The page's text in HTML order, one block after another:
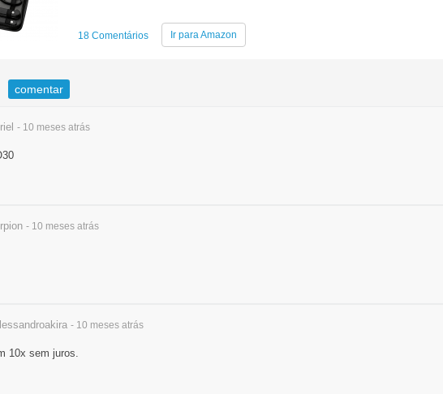
18 Comentários Ir paraAmazon
comentar
- 10 meses atrás
- 10 meses atrás
- 10 meses atrás
10x sem juros.